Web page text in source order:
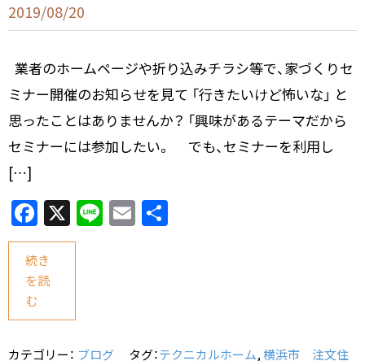
2019/08/20
業者のホームページや折り込みチラシ等で、家づくりセ
ミナー開催のお知らせを見て 「行きたいけど怖いな」 と
思ったことはありませんか？ 「興味があるテーマだから
セミナーには参加したい。 でも、セミナーを利用し
[…]
F
a
c
e
b
o
X Li
n
E
m
続き
を読
む
カテゴリー： ブログ タグ：テクニカルホーム,横浜市 注文住